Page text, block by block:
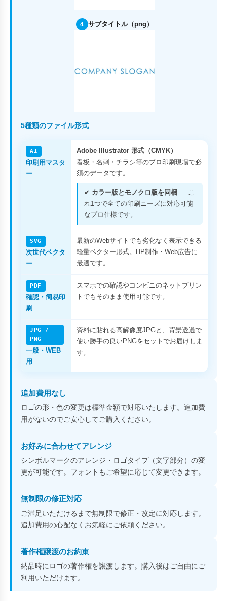
4 サブタイトル（png）
5種類のファイル形式
AI
印刷用マスタ
ー
Adobe Illustrator 形式（CMYK）
看板・名刺・チラシ等のプロ印刷現場で必
須のデータです。
✔ カラー版とモノクロ版を同梱 — こ
れ1つで全ての印刷ニーズに対応可能
なプロ仕様です。
SVG
次世代ベクタ
ー
最新のWebサイトでも劣化なく表示できる
軽量ベクター形式。HP制作・Web広告に
最適です。
PDF
確認・簡易印
刷
スマホでの確認やコンビニのネットプリン
トでもそのまま使用可能です。
JPG /
PNG
一般・WEB
用
資料に貼れる高解像度JPGと、背景透過で
使い勝手の良いPNGをセットでお届けしま
す。
追加費用なし
ロゴの形・色の変更は標準金額で対応いたします。追加費
用がないのでご安心してご購入ください。
お好みに合わせてアレンジ
シンボルマークのアレンジ・ロゴタイプ（文字部分）の変
更が可能です。フォントもご希望に応じて変更できます。
無制限の修正対応
ご満足いただけるまで無制限で修正・改定に対応します。
追加費用の心配なくお気軽にご依頼ください。
著作権譲渡のお約束
納品時にロゴの著作権を譲渡します。購入後はご自由にご
利用いただけます。